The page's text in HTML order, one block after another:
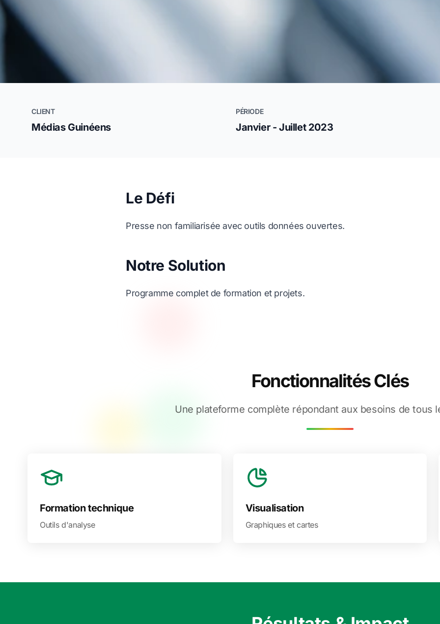
CLIENT
Médias Guinéens
PÉRIODE
Janvier - Juillet 2023
Le Défi
Presse non familiarisée avec outils données ouvertes.
Notre Solution
Programme complet de formation et projets.
Fonctionnalités Clés
Une plateforme complète répondant aux besoins de tous
Formation technique
Outils d'analyse
Visualisation
Graphiques et cartes